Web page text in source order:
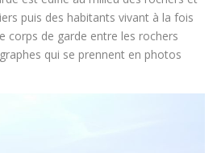
puis des habitants vivant à la fois
corps de garde entre les rochers
qui se prennent en photos